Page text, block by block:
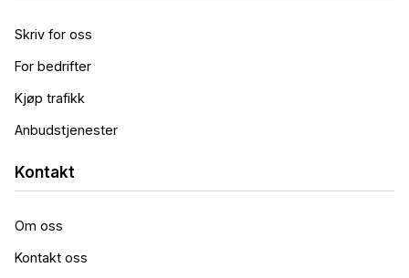
Skriv for oss
For bedrifter
Kjøp trafikk
Anbudstjenester
Kontakt
Om oss
Kontakt oss